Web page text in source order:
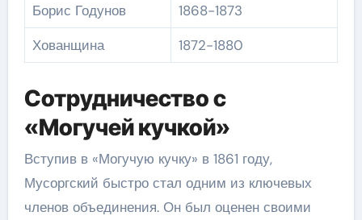
Борис Годунов
1868-1873
Хованщина
1872-1880
Сотрудничество с
«Могучей кучкой»
Вступив в «Могучую кучку» в 1861 году,
Мусоргский быстро стал одним из ключевых
членов объединения. Он был оценен своими